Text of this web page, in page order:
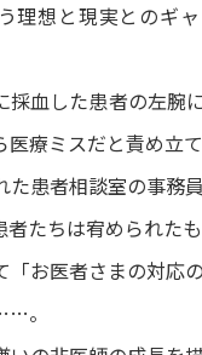
理想と現実とのギ
採血した患者の左腕
療ミスだと責め立て
た患者相談室の事務
たちは宥められたも
「お医者さまの対応
。